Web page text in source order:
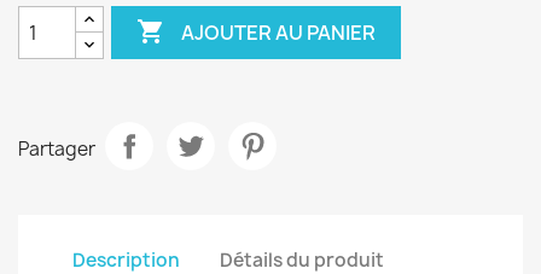
 AJOUTER AU PANIER
Partager
Description Détails du produit